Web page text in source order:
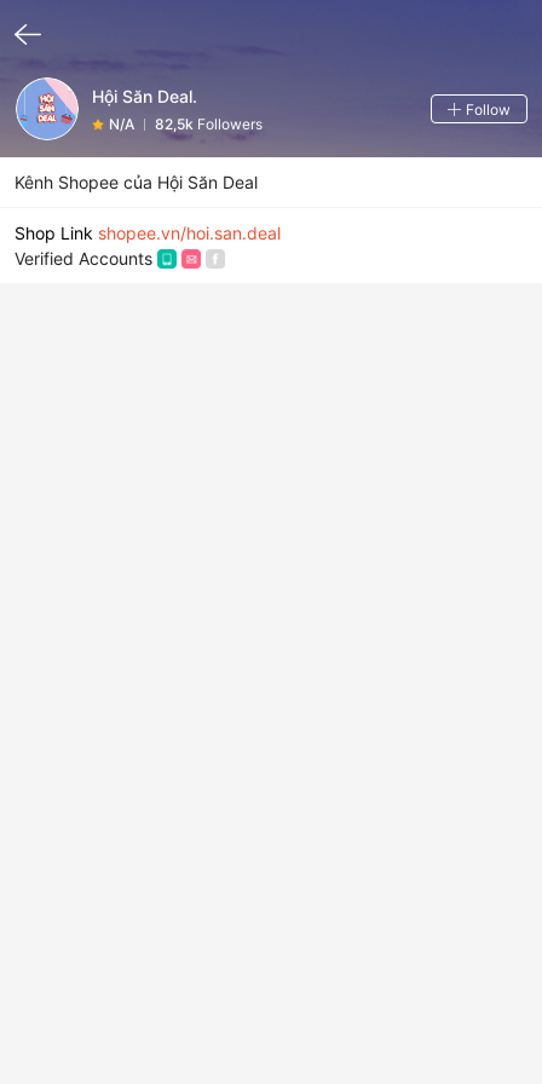
Kênh Shopee của Hội Săn Deal
Shop Link shopee.vn/hoi.san.deal
Verified Accounts
Hội Săn Deal.
N/A 82,5k Followers
Follow